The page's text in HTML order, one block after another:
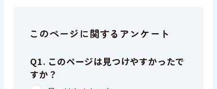
このページに関するアンケート